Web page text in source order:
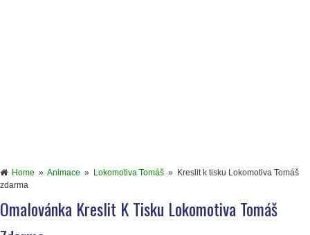
Home » Animace » Lokomotiva Tomáš » Kreslit k tisku Lokomotiva Tomáš
zdarma
Omalovánka Kreslit K Tisku Lokomotiva Tomáš